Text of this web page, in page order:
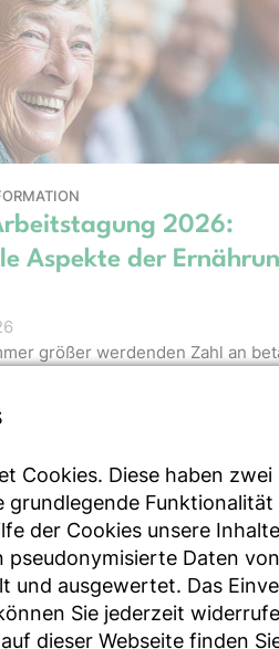
2026:
Aspekte der
größer werdenden Zahl an
wie Gesundheit, …
zur
und Umwelt gehen Hand in
Cookies. Diese haben
Funktionalität
der Cookies unsere
pseudonymisierte Daten
und ausgewertet. Das
Sie jederzeit
dieser Webseite finden